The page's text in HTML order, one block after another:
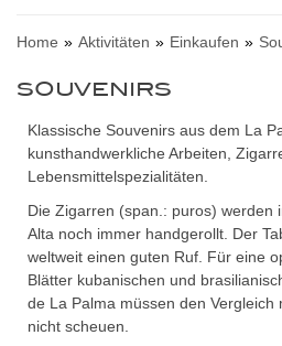
Home Aktivitäten Einkaufen
SOUVENIRS
Klassische Souvenirs aus dem La
kunsthandwerkliche Arbeiten,
Lebensmittelspezialitäten.
Die Zigarren (span.: puros) werden
Alta noch immer handgerollt. Der
weltweit einen guten Ruf. Für eine
Blätter kubanischen und
de La Palma müssen den Vergleich
nicht scheuen.